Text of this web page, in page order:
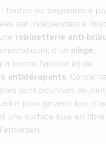
: toutes les baignoires à
par Indépendance
robinetterie anti-
d’un siège,
à bonne hauteur et de
antidérapants.
sont pourvues de
pour garantir leur
une surface lisse en fibre